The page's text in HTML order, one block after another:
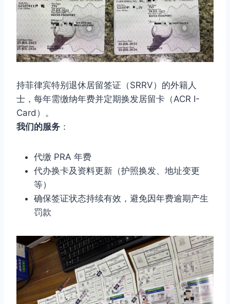
持菲律宾特别退休居留签证（SRRV）的外籍人
士，每年需缴纳年费并定期换发居留卡（ACR I-
Card）。
我们的服务 ：
代缴 PRA 年费
代办换卡及资料更新（护照换发、地址变更
等）
确保签证状态持续有效，避免因年费逾期产生
罚款